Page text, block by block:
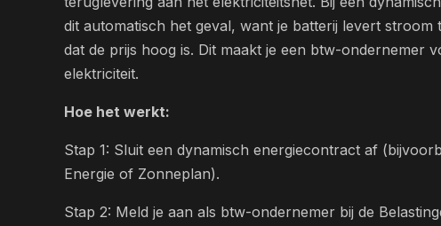
dit automatisch het geval, want je batterij levert stroom
dat de prijs hoog is. Dit maakt je een btw-ondernemer
elektriciteit.
Hoe het werkt:
Stap 1: Sluit een dynamisch energiecontract af
Energie of Zonneplan).
Stap 2: Meld je aan als btw-ondernemer bij de